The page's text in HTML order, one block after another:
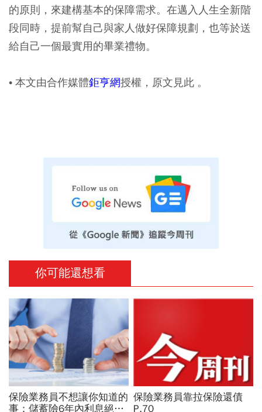
的原則，來建構基本的保障需求。在邁入人生全新階
段同時，提前幫自己與家人做好保障規劃，也等於送
給自己一個最實用的畢業禮物。
• 本文由合作媒體鉅亨網授權，原文見此 。
你可能還想看
保險業務員不想讓你知道的
事：儲蓄險6年內利息絕對
保險業務員靠拉保險還債
P.70